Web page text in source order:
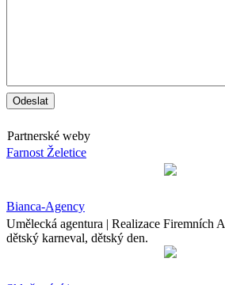
Partnerské weby
Farnost Želetice
Bianca-Agency
Umělecká agentura | Realizace Firemních
dětský karneval, dětský den.